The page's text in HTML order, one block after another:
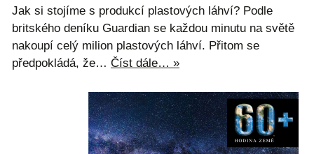
Jak si stojíme s produkcí plastových láhví? Podle
britského deníku Guardian se každou minutu na světě
nakoupí celý milion plastových láhví. Přitom se
předpokládá, že… Číst dále… »